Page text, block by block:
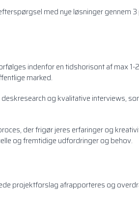
med nye løsninger gennem
indenfor en tidshorisont af max
marked.
og kvalitative interviews,
der frigør jeres erfaringer og
og fremtidige udfordringer og behov.
projektforslag afrapporteres og